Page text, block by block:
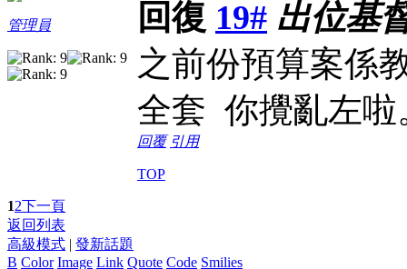
管理員 回復 19# 出位基
之前份預算案係
全套 你攪亂左啦
回覆 引用
TOP
12下一頁
返回列表
高級模式 | 發新話題
B Color Image Link Quote Code Smilies